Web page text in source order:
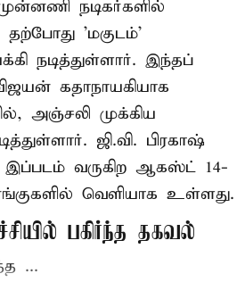
நடிகர்களில்
'மகுடம்'
நடித்துள்ளார். இந்தப்
கதாநாயகியாக
அஞ்சலி முக்கிய
ஜி.வி. பிரகாஷ்
வருகிற ஆகஸ்ட் 14-
வெளியாக உள்ளது.
பகிர்ந்த தகவல்
...